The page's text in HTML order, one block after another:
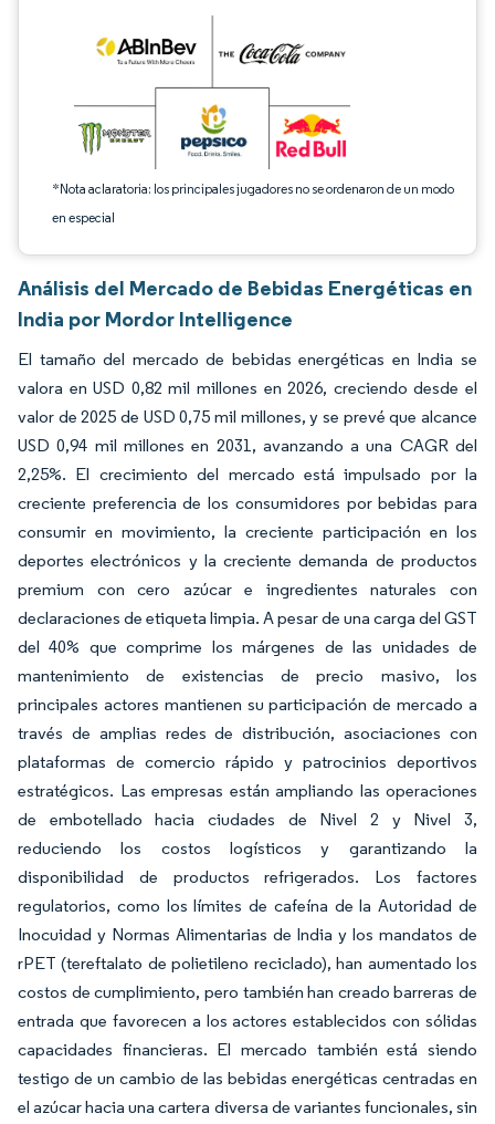
*Nota aclaratoria: los principales jugadores no se ordenaron de un modo
en especial
Análisis del Mercado de Bebidas Energéticas en
India por Mordor Intelligence
El tamaño del mercado de bebidas energéticas en India se
valora en USD 0,82 mil millones en 2026, creciendo desde el
valor de 2025 de USD 0,75 mil millones, y se prevé que alcance
USD 0,94 mil millones en 2031, avanzando a una CAGR del
2,25%. El crecimiento del mercado está impulsado por la
creciente preferencia de los consumidores por bebidas para
consumir en movimiento, la creciente participación en los
deportes electrónicos y la creciente demanda de productos
premium con cero azúcar e ingredientes naturales con
declaraciones de etiqueta limpia. A pesar de una carga del GST
del 40% que comprime los márgenes de las unidades de
mantenimiento de existencias de precio masivo, los
principales actores mantienen su participación de mercado a
través de amplias redes de distribución, asociaciones con
plataformas de comercio rápido y patrocinios deportivos
estratégicos. Las empresas están ampliando las operaciones
de embotellado hacia ciudades de Nivel 2 y Nivel 3,
reduciendo los costos logísticos y garantizando la
disponibilidad de productos refrigerados. Los factores
regulatorios, como los límites de cafeína de la Autoridad de
Inocuidad y Normas Alimentarias de India y los mandatos de
rPET (tereftalato de polietileno reciclado), han aumentado los
costos de cumplimiento, pero también han creado barreras de
entrada que favorecen a los actores establecidos con sólidas
capacidades financieras. El mercado también está siendo
testigo de un cambio de las bebidas energéticas centradas en
el azúcar hacia una cartera diversa de variantes funcionales, sin